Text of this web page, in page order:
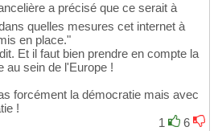
a précisé que ce serait à
quelles mesures cet internet à
en place."
Et il faut bien prendre en compte la
au sein de l'Europe !
forcément la démocratie mais avec
!
1
6